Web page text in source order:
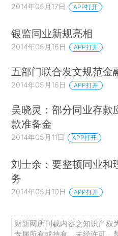
2014年05月17日 APP打开
银监同业新规亮相
2014年05月16日 APP打开
五部门联合发文规范金
2014年05月16日 APP打开
吴晓灵：部分同业存款
款准备金
2014年05月11日 APP打开
刘士余：要整顿同业和
务
2014年05月10日 APP打开
财新网所刊载内容之知识产权